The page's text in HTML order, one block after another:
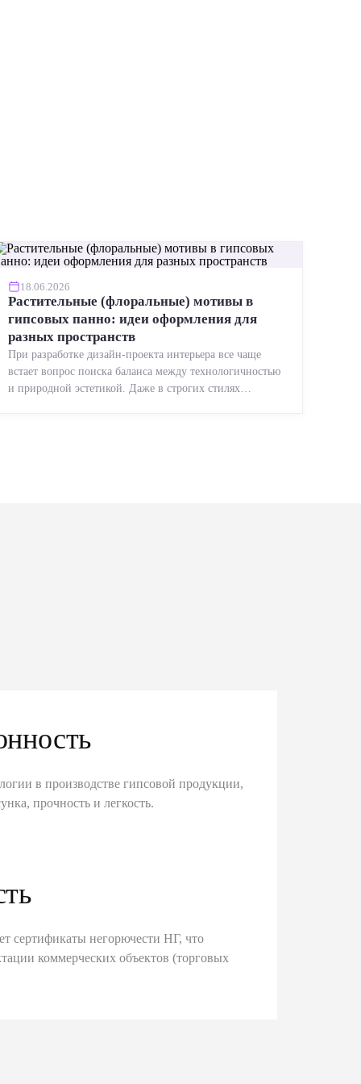
18.06.2026
Растительные (флоральные) мотивы в
гипсовых панно: идеи оформления для
разных пространств
При разработке дизайн-проекта интерьера все чаще
встает вопрос поиска баланса между технологичностью
и природной эстетикой. Даже в строгих стилях
в производстве гипсовой продукции,
прочность и легкость.
сертификаты негорючести НГ, что
коммерческих объектов (торговых